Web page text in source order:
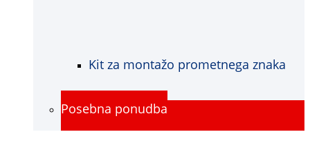
Kit za montažo prometnega znaka
Posebna ponudba